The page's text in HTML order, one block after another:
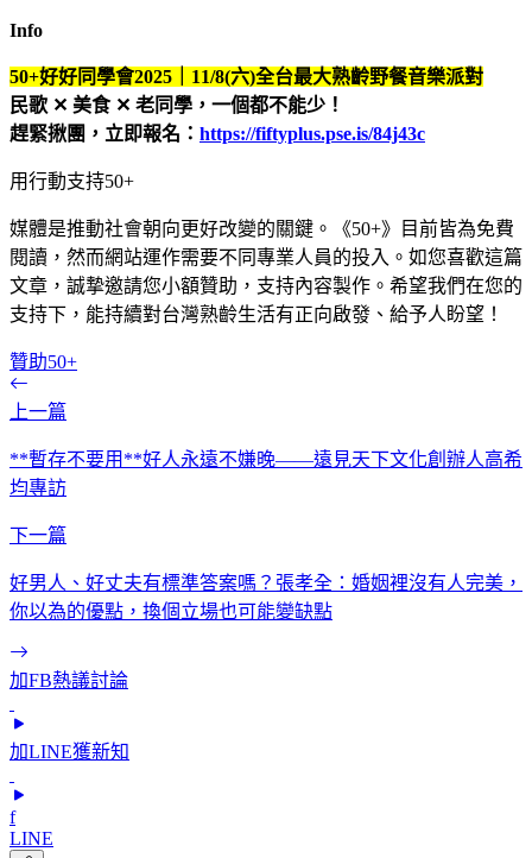
Info
50+好好同學會2025｜11/8(六)全台最大熟齡野餐音樂派對
民歌 ✕ 美食 ✕ 老同學，一個都不能少！
趕緊揪團，立即報名： https://fiftyplus.pse.is/84j43c
用行動支持50+
媒體是推動社會朝向更好改變的關鍵。《50+》目前皆為免費
閱讀，然而網站運作需要不同專業人員的投入。如您喜歡這篇
文章，誠摯邀請您小額贊助，支持內容製作。希望我們在您的
支持下，能持續對台灣熟齡生活有正向啟發、給予人盼望！
贊助50+
上一篇
**暫存不要用**好人永遠不嫌晚——遠見天下文化創辦人高希
均專訪
下一篇
好男人、好丈夫有標準答案嗎？張孝全：婚姻裡沒有人完美，
你以為的優點，換個立場也可能變缺點
加FB熱議討論
加LINE獲新知
f
LINE